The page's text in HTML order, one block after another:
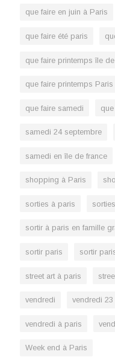
que faire en juin à Paris
que faire été paris
que faire printemps île
que faire printemps Paris
que faire samedi
samedi 24 septembre
samedi en île de france
shopping à Paris
sorties à paris
sortir à paris en famille
sortir paris sortir
street art à paris
vendredi vendredi
vendredi à paris
Week end à Paris